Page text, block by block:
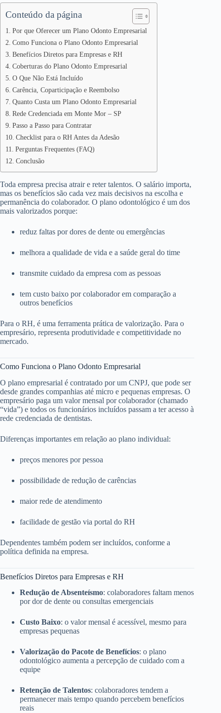
Conteúdo da página
Por que Oferecer um Plano Odonto Empresarial
Como Funciona o Plano Odonto Empresarial
Benefícios Diretos para Empresas e RH
Coberturas do Plano Odonto Empresarial
O Que Não Está Incluído
Carência, Coparticipação e Reembolso
Quanto Custa um Plano Odonto Empresarial
Rede Credenciada em Monte Mor – SP
Passo a Passo para Contratar
Checklist para o RH Antes da Adesão
Perguntas Frequentes (FAQ)
Conclusão
Toda empresa precisa atrair e reter talentos. O salário importa,
mas os benefícios são cada vez mais decisivos na escolha e
permanência do colaborador. O plano odontológico é um dos
mais valorizados porque:
reduz faltas por dores de dente ou emergências
melhora a qualidade de vida e a saúde geral do time
transmite cuidado da empresa com as pessoas
tem custo baixo por colaborador em comparação a
outros benefícios
Para o RH, é uma ferramenta prática de valorização. Para o
empresário, representa produtividade e competitividade no
mercado.
Como Funciona o Plano Odonto Empresarial
O plano empresarial é contratado por um CNPJ, que pode ser
desde grandes companhias até micro e pequenas empresas. O
empresário paga um valor mensal por colaborador (chamado
“vida”) e todos os funcionários incluídos passam a ter acesso à
rede credenciada de dentistas.
Diferenças importantes em relação ao plano individual:
preços menores por pessoa
possibilidade de redução de carências
maior rede de atendimento
facilidade de gestão via portal do RH
Dependentes também podem ser incluídos, conforme a
política definida na empresa.
Benefícios Diretos para Empresas e RH
Redução de Absenteísmo: colaboradores faltam menos
por dor de dente ou consultas emergenciais
Custo Baixo: o valor mensal é acessível, mesmo para
empresas pequenas
Valorização do Pacote de Benefícios: o plano
odontológico aumenta a percepção de cuidado com a
equipe
Retenção de Talentos: colaboradores tendem a
permanecer mais tempo quando percebem benefícios
reais